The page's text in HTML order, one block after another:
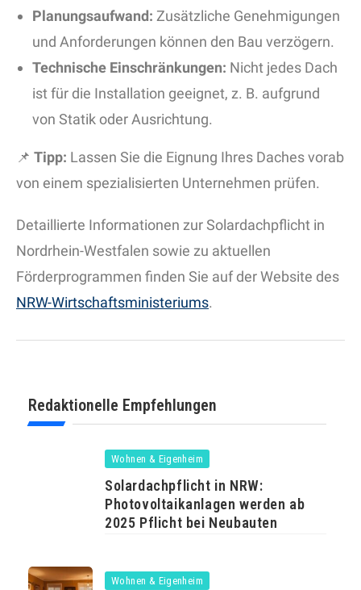
Planungsaufwand: Zusätzliche Genehmigungen
und Anforderungen können den Bau verzögern.
Technische Einschränkungen: Nicht jedes Dach
ist für die Installation geeignet, z. B. aufgrund
von Statik oder Ausrichtung.
📌 Tipp: Lassen Sie die Eignung Ihres Daches vorab
von einem spezialisierten Unternehmen prüfen.
Detaillierte Informationen zur Solardachpflicht in
Nordrhein-Westfalen sowie zu aktuellen
Förderprogrammen finden Sie auf der Website des
NRW-Wirtschaftsministeriums.
Redaktionelle Empfehlungen
Wohnen & Eigenheim
Solardachpflicht in NRW:
Photovoltaikanlagen werden ab
2025 Pflicht bei Neubauten
Wohnen & Eigenheim